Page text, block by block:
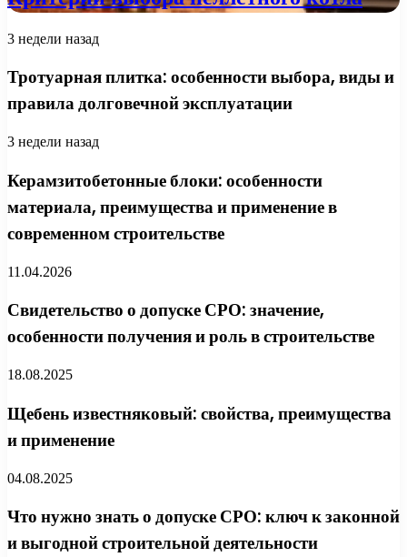
3 недели назад
Тротуарная плитка: особенности выбора, виды и
правила долговечной эксплуатации
3 недели назад
Керамзитобетонные блоки: особенности
материала, преимущества и применение в
современном строительстве
11.04.2026
Свидетельство о допуске СРО: значение,
особенности получения и роль в строительстве
18.08.2025
Щебень известняковый: свойства, преимущества
и применение
04.08.2025
Что нужно знать о допуске СРО: ключ к законной
и выгодной строительной деятельности